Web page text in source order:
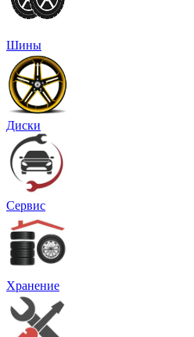
Шины
Диски
Сервис
Хранение